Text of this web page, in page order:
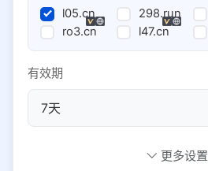
l05.cn 298.run
ro3.cn
l47.cn
有效期
更多设置